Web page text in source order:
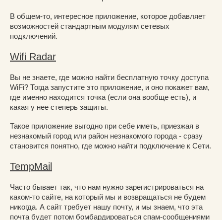
В общем-то, интересное приложение, которое добавляет
возможностей стандартным модулям сетевых
подключений.
Wifi Radar
Вы не знаете, где можно найти бесплатную точку доступа
WiFi? Тогда запустите это приложение, и оно покажет вам,
где именно находится точка (если она вообще есть), и
какая у нее степерь защиты.
Такое приложение выгодно при себе иметь, приезжая в
незнакомый город или район незнакомого города - сразу
становится понятно, где можно найти подключение к Сети.
TempMail
Часто бывает так, что нам нужно зарегистрироваться на
каком-то сайте, на который мы и возвращаться не будем
никогда. А сайт требует нашу почту, и мы знаем, что эта
почта будет потом бомбардироваться спам-сообщениями